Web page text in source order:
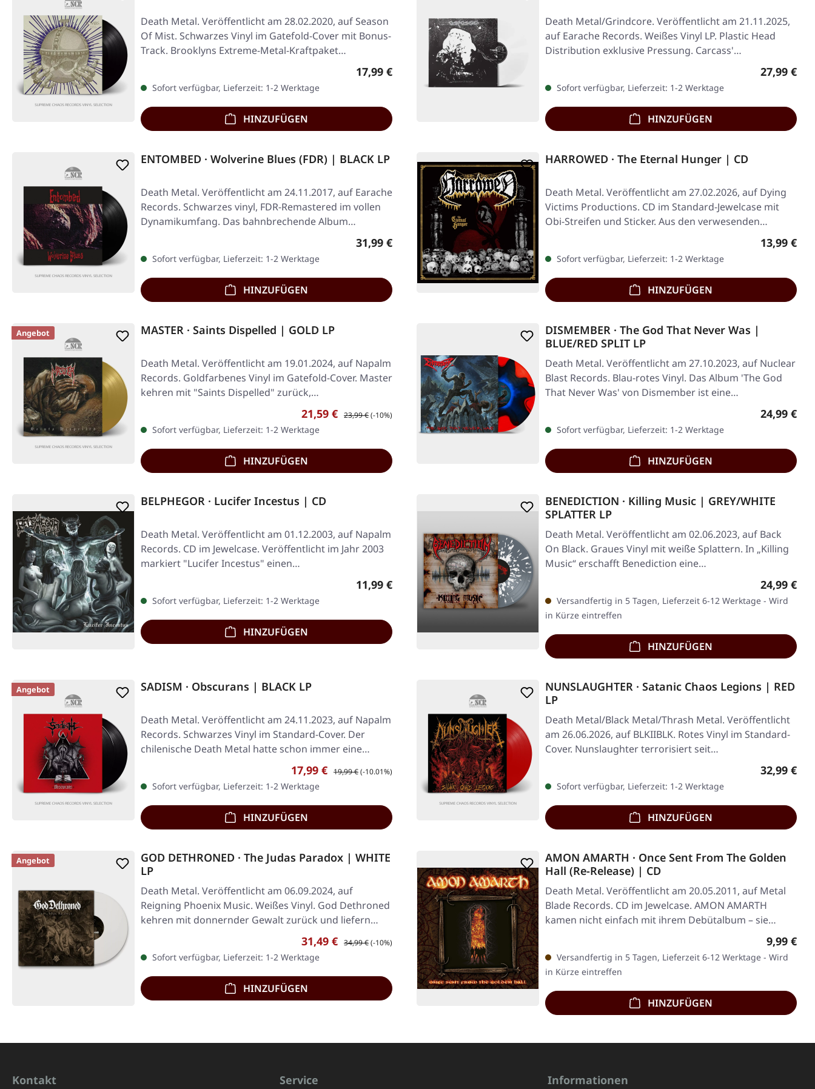
Death Metal. Veröffentlicht am 28.02.2020, auf Season
Of Mist. Schwarzes Vinyl im Gatefold-Cover mit Bonus-
Track. Brooklyns Extreme-Metal-Kraftpaket…
Regulärer Preis:
17,99 €
Sofort verfügbar, Lieferzeit: 1-2 Werktage
HINZUFÜGEN
Death Metal/Grindcore. Veröffentlicht am 21.11.2025,
auf Earache Records. Weißes Vinyl LP. Plastic Head
Distribution exklusive Pressung. Carcass'…
Regulärer
27,99 €
Sofort verfügbar, Lieferzeit: 1-2 Werktage
HINZUFÜGEN
ENTOMBED · Wolverine Blues (FDR) | BLACK LP
Death Metal. Veröffentlicht am 24.11.2017, auf Earache
Records. Schwarzes vinyl, FDR-Remastered im vollen
Dynamikumfang. Das bahnbrechende Album…
Regulärer Preis:
31,99 €
Sofort verfügbar, Lieferzeit: 1-2 Werktage
HINZUFÜGEN
HARROWED · The Eternal Hunger | CD
Death Metal. Veröffentlicht am 27.02.2026, auf Dying
Victims Productions. CD im Standard-Jewelcase mit
Obi-Streifen und Sticker. Aus den verwesenden…
Regulärer
13,99 €
Sofort verfügbar, Lieferzeit: 1-2 Werktage
HINZUFÜGEN
Angebot MASTER · Saints Dispelled | GOLD LP
Death Metal. Veröffentlicht am 19.01.2024, auf Napalm
Records. Goldfarbenes Vinyl im Gatefold-Cover. Master
kehren mit "Saints Dispelled" zurück,…
Verkaufspreis:
21,59 € Regulärer Preis:
23,99 €(-10%)
Sofort verfügbar, Lieferzeit: 1-2 Werktage
HINZUFÜGEN
DISMEMBER · The God That Never Was |
BLUE/RED SPLIT LP
Death Metal. Veröffentlicht am 27.10.2023, auf Nuclear
Blast Records. Blau-rotes Vinyl. Das Album 'The God
That Never Was' von Dismember ist eine…
Regulärer
24,99 €
Sofort verfügbar, Lieferzeit: 1-2 Werktage
HINZUFÜGEN
BELPHEGOR · Lucifer Incestus | CD
Death Metal. Veröffentlicht am 01.12.2003, auf Napalm
Records. CD im Jewelcase. Veröffentlicht im Jahr 2003
markiert "Lucifer Incestus" einen…
Regulärer Preis:
11,99 €
Sofort verfügbar, Lieferzeit: 1-2 Werktage
HINZUFÜGEN
BENEDICTION · Killing Music | GREY/WHITE
SPLATTER LP
Death Metal. Veröffentlicht am 02.06.2023, auf Back
On Black. Graues Vinyl mit weiße Splattern. In „Killing
Music“ erschafft Benediction eine…
Regulärer
24,99 €
Versandfertig in 5 Tagen, Lieferzeit 6-12 Werktage - Wird
in Kürze eintreffen
HINZUFÜGEN
Angebot SADISM · Obscurans | BLACK LP
Death Metal. Veröffentlicht am 24.11.2023, auf Napalm
Records. Schwarzes Vinyl im Standard-Cover. Der
chilenische Death Metal hatte schon immer eine…
Verkaufspreis:
17,99 € Regulärer Preis:
19,99 €(-10.01%)
Sofort verfügbar, Lieferzeit: 1-2 Werktage
HINZUFÜGEN
NUNSLAUGHTER · Satanic Chaos Legions | RED
LP
Death Metal/Black Metal/Thrash Metal. Veröffentlicht
am 26.06.2026, auf BLKIIBLK. Rotes Vinyl im Standard-
Cover. Nunslaughter terrorisiert seit…
Regulärer
32,99 €
Sofort verfügbar, Lieferzeit: 1-2 Werktage
HINZUFÜGEN
Angebot
GOD DETHRONED · The Judas Paradox | WHITE
LP
Death Metal. Veröffentlicht am 06.09.2024, auf
Reigning Phoenix Music. Weißes Vinyl. God Dethroned
kehren mit donnernder Gewalt zurück und liefern…
Verkaufspreis:
31,49 € Regulärer Preis:
34,99 €(-10%)
Sofort verfügbar, Lieferzeit: 1-2 Werktage
HINZUFÜGEN
AMON AMARTH · Once Sent From The Golden
Hall (Re-Release) | CD
Death Metal. Veröffentlicht am 20.05.2011, auf Metal
Blade Records. CD im Jewelcase. AMON AMARTH
kamen nicht einfach mit ihrem Debütalbum – sie
9,99 €
Versandfertig in 5 Tagen, Lieferzeit 6-12 Werktage - Wird
in Kürze eintreffen
HINZUFÜGEN
Kontakt Service Informationen